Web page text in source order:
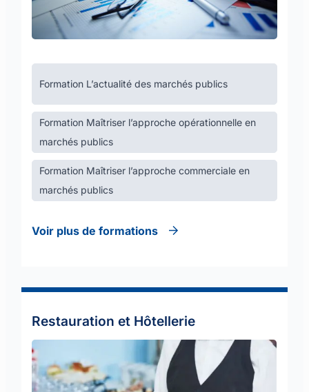
Formation L’actualité des marchés publics
Formation Maîtriser l’approche opérationnelle en
marchés publics
Formation Maîtriser l’approche commerciale en
marchés publics
Voir plus de formations
Restauration et Hôtellerie